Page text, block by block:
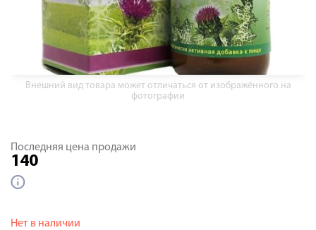
Внешний вид товара может отличаться от изображённого на
фотографии
Последняя цена продажи
140
Нет в наличии